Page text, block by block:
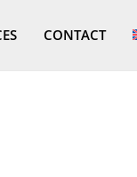
CONTACT